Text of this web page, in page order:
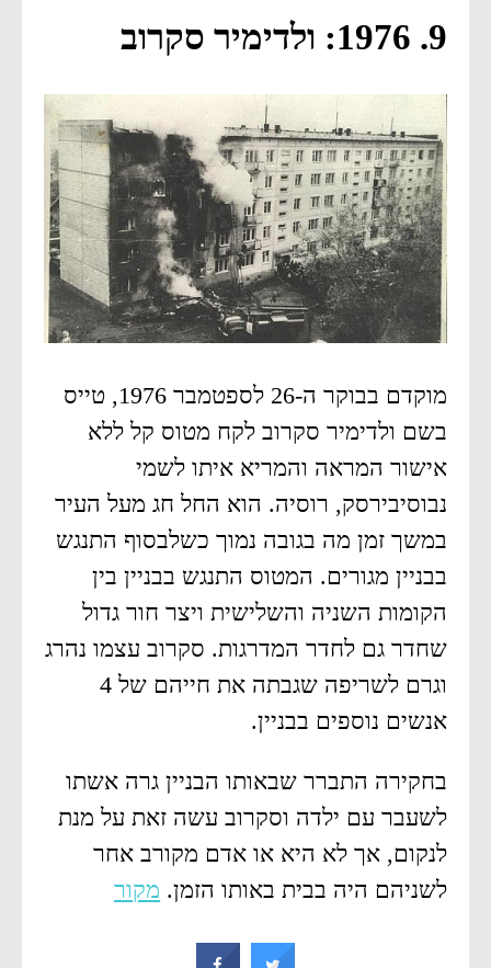
9. 1976: ולדימיר סקרוב
מוקדם בבוקר ה-26 לספטמבר 1976, טייס
בשם ולדימיר סקרוב לקח מטוס קל ללא
אישור המראה והמריא איתו לשמי
נבוסיבירסק, רוסיה. הוא החל חג מעל העיר
במשך זמן מה בגובה נמוך כשלבסוף התנגש
בבניין מגורים. המטוס התנגש בבניין בין
הקומות השניה והשלישית ויצר חור גדול
שחדר גם לחדר המדרגות. סקרוב עצמו נהרג
וגרם לשריפה שגבתה את חייהם של 4
אנשים נוספים בבניין.
בחקירה התברר שבאותו הבניין גרה אשתו
לשעבר עם ילדה וסקרוב עשה זאת על מנת
לנקום, אך לא היא או אדם מקורב אחר
לשניהם היה בבית באותו הזמן. מקור